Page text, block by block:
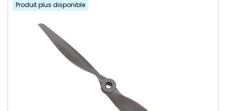
Produit plus disponible